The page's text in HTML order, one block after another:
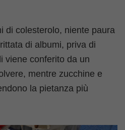
di colesterolo, niente paura
di albumi, priva di
viene conferito da un
mentre zucchine e
la pietanza più